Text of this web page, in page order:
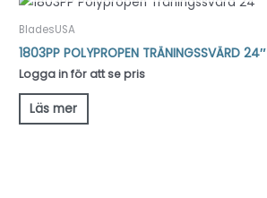
BladesUSA
1803PP POLYPROPEN TRÄNINGSSVÄRD 24″
Logga in för att se pris
Läs mer